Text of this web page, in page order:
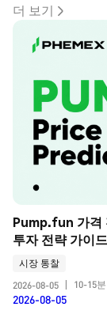
더 보기
Pump.fun 가격
투자 전략 가이드
시장 통찰
2026-08-05
10-15분
2026-08-05